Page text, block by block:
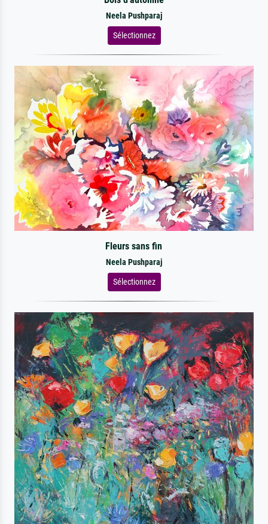
Neela Pushparaj
Sélectionnez
Fleurs sans fin
Neela Pushparaj
Sélectionnez